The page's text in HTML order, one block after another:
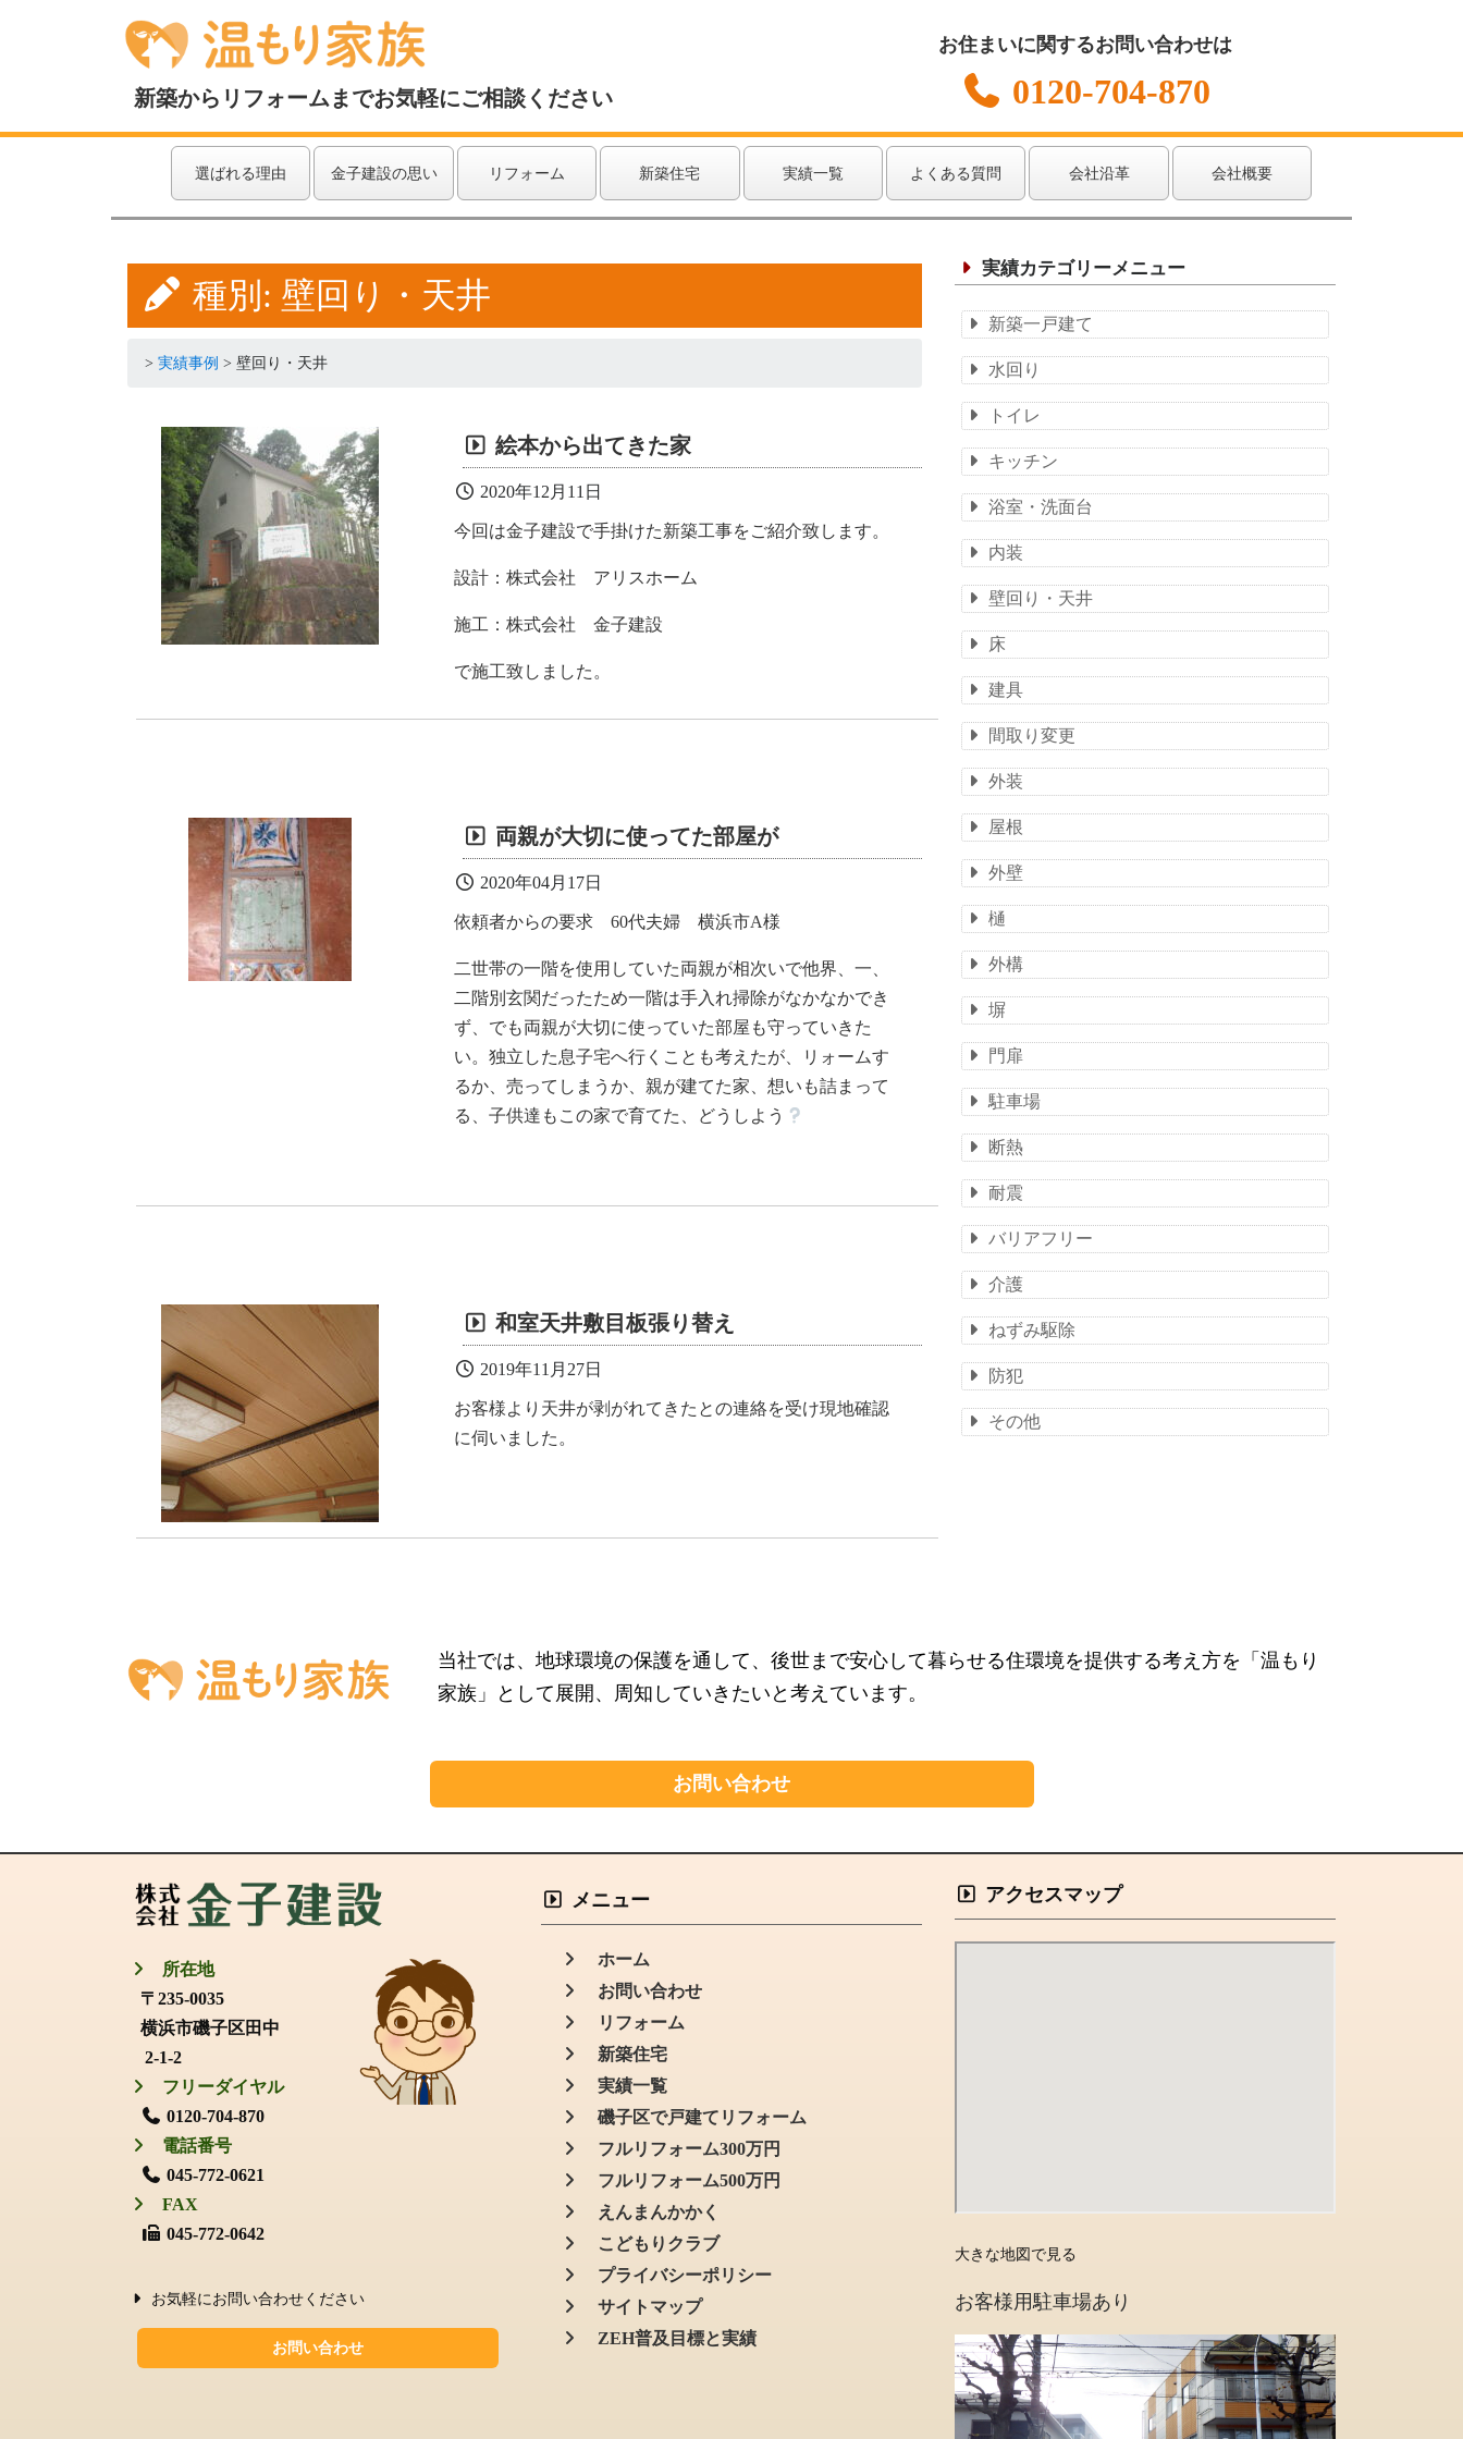
新築からリフォームまでお気軽にご相談ください
お住まいに関するお問い合わせは
0120-704-870
選ばれる理由 金子建設の思い リフォーム 新築住宅 実績一覧 よくある質問 会社沿革 会社概要
種別: 壁回り・天井
> 実績事例 > 壁回り・天井
絵本から出てきた家
2020年12月11日
今回は金子建設で手掛けた新築工事をご紹介致します。
設計：株式会社 アリスホーム
施工：株式会社 金子建設
で施工致しました。
両親が大切に使ってた部屋が
2020年04月17日
依頼者からの要求 60代夫婦 横浜市A様
二世帯の一階を使用していた両親が相次いで他界、一、
二階別玄関だったため一階は手入れ掃除がなかなかでき
ず、でも両親が大切に使っていた部屋も守っていきた
い。独立した息子宅へ行くことも考えたが、リォームす
るか、売ってしまうか、親が建てた家、想いも詰まって
る、子供達もこの家で育てた、どうしよう
和室天井敷目板張り替え
2019年11月27日
お客様より天井が剥がれてきたとの連絡を受け現地確認
に伺いました。
実績カテゴリーメニュー
新築一戸建て
水回り
トイレ
キッチン
浴室・洗面台
内装
壁回り・天井
床
建具
間取り変更
外装
屋根
外壁
樋
外構
塀
門扉
駐車場
断熱
耐震
バリアフリー
介護
ねずみ駆除
防犯
その他
当社では、地球環境の保護を通して、後世まで安心して暮らせる住環境を提供する考え方を「温もり
家族」として展開、周知していきたいと考えています。
お問い合わせ
所在地
〒235-0035
横浜市磯子区田中
2-1-2
フリーダイヤル
0120-704-870
電話番号
045-772-0621
FAX
045-772-0642
お気軽にお問い合わせください
お問い合わせ
メニュー
ホーム
お問い合わせ
リフォーム
新築住宅
実績一覧
磯子区で戸建てリフォーム
フルリフォーム300万円
フルリフォーム500万円
えんまんかかく
こどもりクラブ
プライバシーポリシー
サイトマップ
ZEH普及目標と実績
アクセスマップ
大きな地図で見る
お客様用駐車場あり